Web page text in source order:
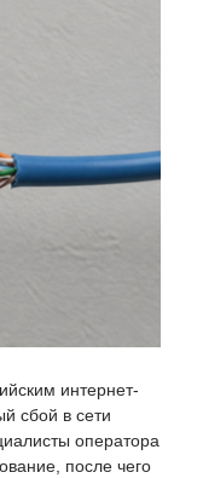
интернет-
сбой в сети
оператора
после чего